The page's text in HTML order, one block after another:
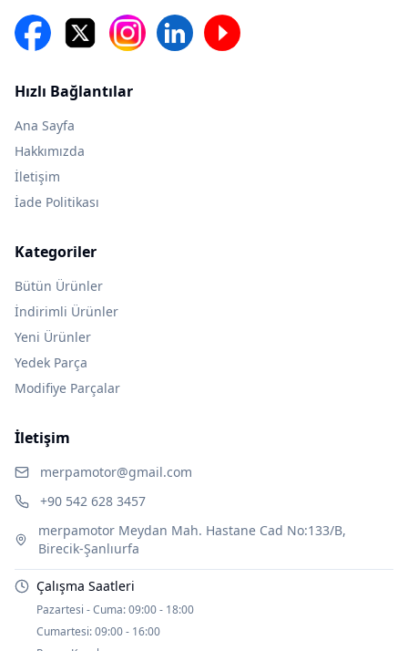
Hızlı Bağlantılar
Ana Sayfa
Hakkımızda
İletişim
İade Politikası
Kategoriler
Bütün Ürünler
İndirimli Ürünler
Yeni Ürünler
Yedek Parça
Modifiye Parçalar
İletişim
merpamotor@gmail.com
+90 542 628 3457
merpamotor Meydan Mah. Hastane Cad No:133/B,
Birecik-Şanlıurfa
Çalışma Saatleri
Pazartesi - Cuma:09:00 - 18:00
Cumartesi:09:00 - 16:00